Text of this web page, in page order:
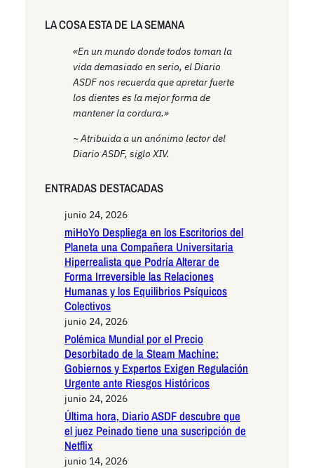
LA COSA ESTA DE LA SEMANA
«En un mundo donde todos toman la
vida demasiado en serio, el Diario
ASDF nos recuerda que apretar fuerte
los dientes es la mejor forma de
mantener la cordura.»
~ Atribuida a un anónimo lector del
Diario ASDF, siglo XIV.
ENTRADAS DESTACADAS
junio 24, 2026
miHoYo Despliega en los Escritorios del
Planeta una Compañera Universitaria
Hiperrealista que Podría Alterar de
Forma Irreversible las Relaciones
Humanas y los Equilibrios Psíquicos
Colectivos
junio 24, 2026
Polémica Mundial por el Precio
Desorbitado de la Steam Machine:
Gobiernos y Expertos Exigen Regulación
Urgente ante Riesgos Históricos
junio 24, 2026
Última hora, Diario ASDF descubre que
el juez Peinado tiene una suscripción de
Netflix
junio 14, 2026